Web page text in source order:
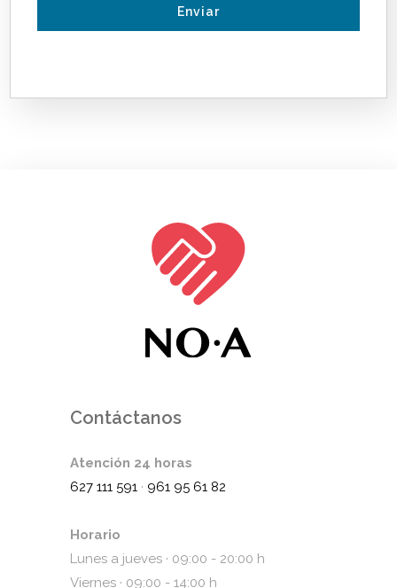
Contáctanos
Atención 24 horas
627 111 591 · 961 95 61 82
Horario
Lunes a jueves · 09:00 - 20:00 h
Viernes · 09:00 - 14:00 h